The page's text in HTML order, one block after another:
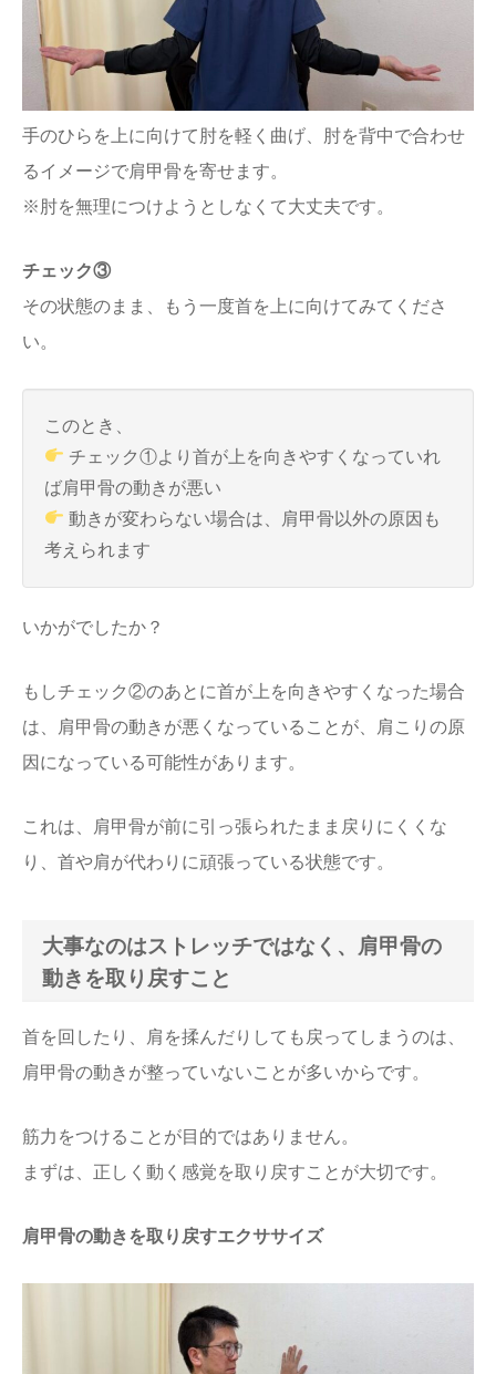
手のひらを上に向けて肘を軽く曲げ、肘を背中で合わせ
るイメージで肩甲骨を寄せます。
※肘を無理につけようとしなくて大丈夫です。
チェック③
その状態のまま、もう一度首を上に向けてみてくださ
い。
このとき、
チェック①より首が上を向きやすくなっていれ
ば肩甲骨の動きが悪い
動きが変わらない場合は、肩甲骨以外の原因も
考えられます
いかがでしたか？
もしチェック②のあとに首が上を向きやすくなった場合
は、肩甲骨の動きが悪くなっていることが、肩こりの原
因になっている可能性があります。
これは、肩甲骨が前に引っ張られたまま戻りにくくな
り、首や肩が代わりに頑張っている状態です。
大事なのはストレッチではなく、肩甲骨の
動きを取り戻すこと
首を回したり、肩を揉んだりしても戻ってしまうのは、
肩甲骨の動きが整っていないことが多いからです。
筋力をつけることが目的ではありません。
まずは、正しく動く感覚を取り戻すことが大切です。
肩甲骨の動きを取り戻すエクササイズ